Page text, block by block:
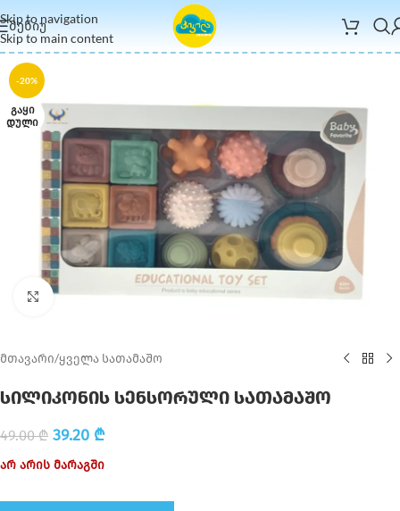
Skip to navigation
Skip to main content
ᲛᲔᲜᲘᲣ
-20%
ᲒᲐᲧᲘ
ᲓᲣᲚᲘ
Click to enlarge
მთავარი/ყველა სათამაშო
სილიკონის სენსორული სათამაშო
49.00₾ 39.20 ₾
არ არის მარაგში